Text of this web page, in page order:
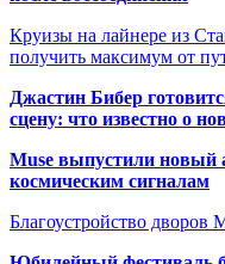
Круизы на лайнере из
получить максимум от
Джастин Бибер
сцену: что известно о
Muse выпустили
космическим сигналам
Благоустройство дворов